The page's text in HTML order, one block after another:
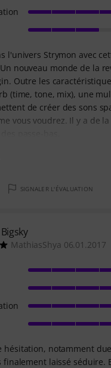
l'univers Strymon avec
nouveau monde de la
Outre les
(time, tone, mix), une
de créer des sons
vous voudrez. Il y a de
SIGNALER L'ÉVALUATION
MathiasShya 06.01.2017
hésitation, notamment
finalement laissé séduire.